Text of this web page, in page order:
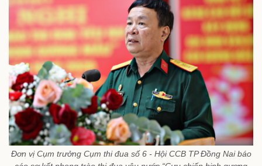
Đơn vị Cụm trưởng Cụm thi đua số 6 - Hội CCB TP Đồng Nai báo